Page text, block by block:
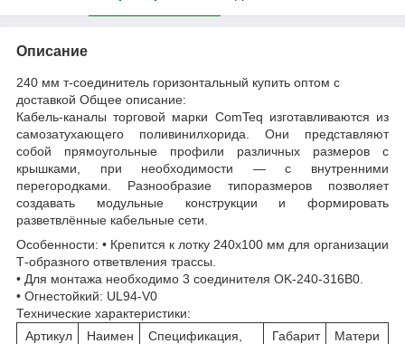
Описание
240 мм т-соединитель горизонтальный купить оптом с
доставкой Общее описание:
Кабель-каналы торговой марки ComTeq изготавливаются из
самозатухающего поливинилхорида. Они представляют
собой прямоугольные профили различных размеров с
крышками, при необходимости — с внутренними
перегородками. Разнообразие типоразмеров позволяет
создавать модульные конструкции и формировать
разветвлённые кабельные сети.
Особенности: • Крепится к лотку 240х100 мм для организации
Т-образного ответвления трассы.
• Для монтажа необходимо 3 соединителя OK-240-316B0.
• Огнестойкий: UL94-V0
Технические характеристики:
Артикул
Наимен
Спецификация,
Габарит
Матери